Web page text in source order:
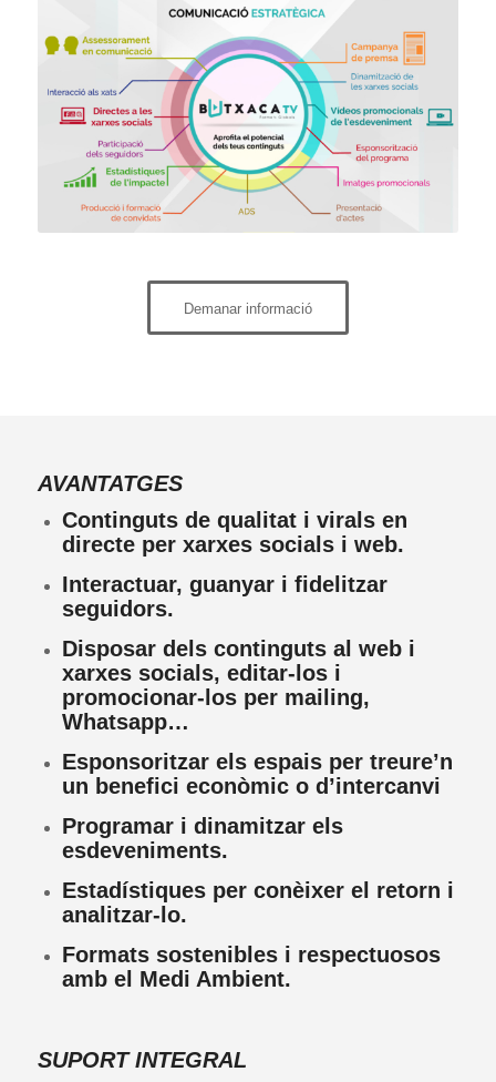
Demanar informació
AVANTATGES
Continguts de qualitat i virals en
directe per xarxes socials i web.
Interactuar, guanyar i fidelitzar
seguidors.
Disposar dels continguts al web i
xarxes socials, editar-los i
promocionar-los per mailing,
Whatsapp…
Esponsoritzar els espais per treure’n
un benefici econòmic o d’intercanvi
Programar i dinamitzar els
esdeveniments.
Estadístiques per conèixer el retorn i
analitzar-lo.
Formats sostenibles i respectuosos
amb el Medi Ambient.
SUPORT INTEGRAL